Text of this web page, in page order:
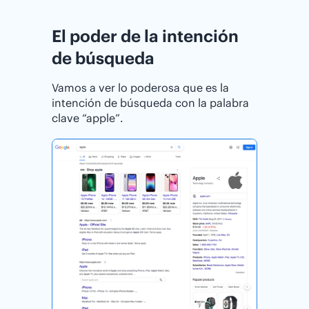
El poder de la intención
de búsqueda
Vamos a ver lo poderosa que es la
intención de búsqueda con la palabra
clave “apple”.